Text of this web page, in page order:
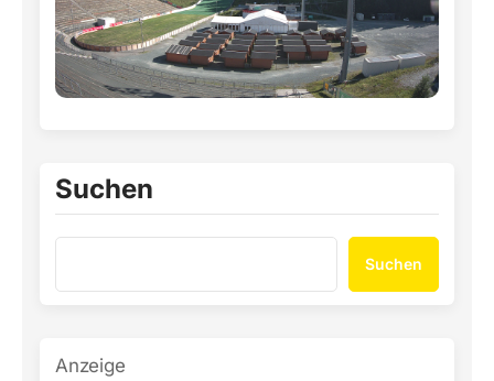
Suchen
Suchen
Anzeige